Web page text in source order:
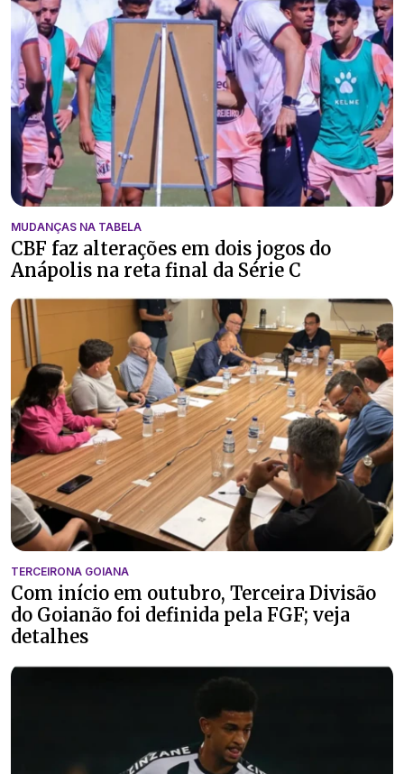
MUDANÇAS NA TABELA
CBF faz alterações em dois jogos do
Anápolis na reta final da Série C
TERCEIRONA GOIANA
Com início em outubro, Terceira Divisão
do Goianão foi definida pela FGF; veja
detalhes